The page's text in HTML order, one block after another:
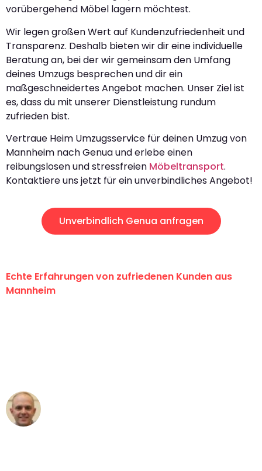
vorübergehend Möbel lagern möchtest.
Wir legen großen Wert auf Kundenzufriedenheit und
Transparenz. Deshalb bieten wir dir eine individuelle
Beratung an, bei der wir gemeinsam den Umfang
deines Umzugs besprechen und dir ein
maßgeschneidertes Angebot machen. Unser Ziel ist
es, dass du mit unserer Dienstleistung rundum
zufrieden bist.
Vertraue Heim Umzugsservice für deinen Umzug von
Mannheim nach Genua und erlebe einen
reibungslosen und stressfreien Möbeltransport.
Kontaktiere uns jetzt für ein unverbindliches Angebot!
Unverbindlich Genua anfragen
Echte Erfahrungen von zufriedenen Kunden aus
Mannheim